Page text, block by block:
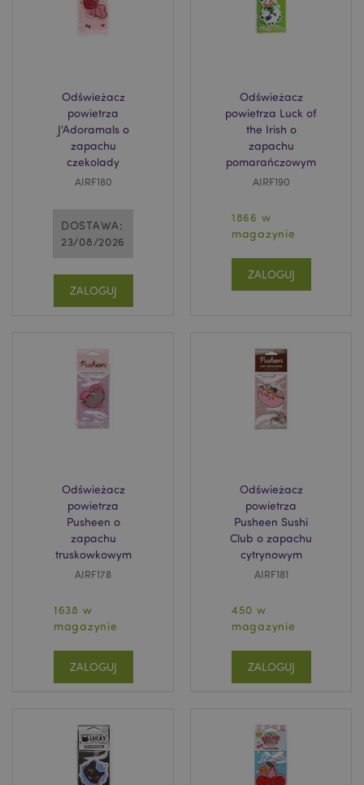
Odświeżacz
powietrza
J'Adoramals o
zapachu
czekolady
AIRF180
DOSTAWA:
23/08/2026
ZALOGUJ
Odświeżacz
powietrza Luck of
the Irish o
zapachu
pomarańczowym
AIRF190
1866 w
magazynie
ZALOGUJ
Odświeżacz
powietrza
Pusheen o
zapachu
truskowkowym
AIRF178
1638 w
magazynie
ZALOGUJ
Odświeżacz
powietrza
Pusheen Sushi
Club o zapachu
cytrynowym
AIRF181
450 w
magazynie
ZALOGUJ
.www.puckator.pl
recently_viewed_product
Adobe Inc.
www.puckator.pl
www.puckator.pl
www.puckator.pl